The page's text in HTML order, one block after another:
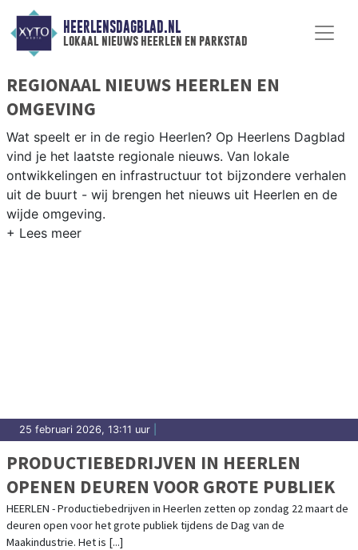
HEERLENSDAGBLAD.NL
lokaal nieuws heerlen en parkstad
REGIONAAL NIEUWS HEERLEN EN
OMGEVING
Wat speelt er in de regio Heerlen? Op Heerlens Dagblad
vind je het laatste regionale nieuws. Van lokale
ontwikkelingen en infrastructuur tot bijzondere verhalen
uit de buurt - wij brengen het nieuws uit Heerlen en de
wijde omgeving.
25 februari 2026, 13:11 uur
PRODUCTIEBEDRIJVEN IN HEERLEN
OPENEN DEUREN VOOR GROTE PUBLIEK
HEERLEN - Productiebedrijven in Heerlen zetten op zondag 22 maart de
deuren open voor het grote publiek tijdens de Dag van de
Maakindustrie. Het is [...]